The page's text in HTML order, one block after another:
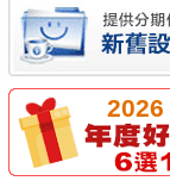
2026